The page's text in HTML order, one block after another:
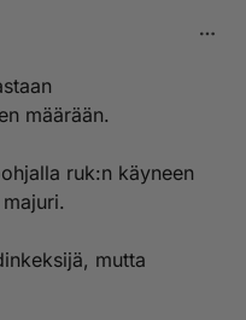
määrään.
ruk:n käyneen
mutta